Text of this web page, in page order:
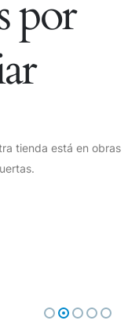
por
tienda está en obras